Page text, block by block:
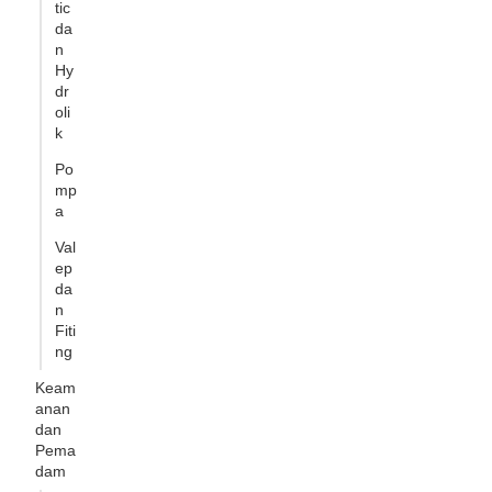
tic
da
n
Hy
dr
oli
k
Po
mp
a
Val
ep
da
n
Fiti
ng
Keam
anan
dan
Pema
dam